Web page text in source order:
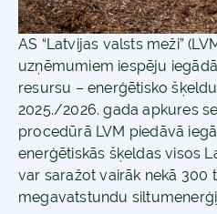
AS “Latvijas valsts meži”
uzņēmumiem iespēju
resursu – enerģētisko
2025./2026. gada apkures
procedūrā LVM piedāvā
enerģētiskās šķeldas visos
var saražot vairāk nekā 300
megavatstundu